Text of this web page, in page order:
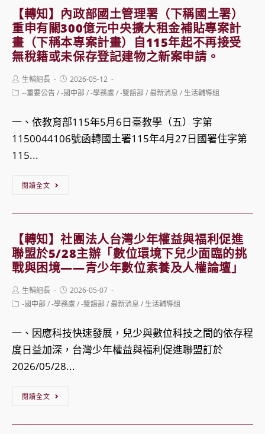
廣
與
安
全
交
流
活
動」
傑
出
貢
獻
獎
（學
教
育
別）」
評
業
防
部
憲
兵
指
揮
辦
理
年
防
教
育
走
入
里
暨
憲
光
美
展」
【轉知】內政部國土管理署（下稱國土署）
重申有關300億元中央擴大租金補貼專案計
畫（下稱本專案計畫）自115年起不再接受
無稅籍或未保存登記建物之新案申請。
Post
author:
生輔組長
Post
published:
2026-05-12
Post--重要公告/-國中部/-學務處 /-雙語部/最新消息 / 生活輔導組
一、依教育部115年5月6日臺教學（五）字第
1150044106號函轉國土署115年4月27日國署住字第
115...
閱讀全文
內
政
部
國
管
署
（下
稱
【轉知】社團法人台灣少年權益與福利促進
聯盟於5/28主辦「數位環境下兒少面臨的挑
戰與困境——青少年數位素養及人權論壇」
Post
author:
生輔組長
Post
published:
2026-05-07
Post-國中部/-學務處 /-雙語部/最新消息 / 生活輔導組
一、因應科技快速發展，兒少與數位科技之間的依存程
度日益加深，台灣少年權益與福利促進聯盟訂於
2026/05/28...
閱讀全文
社